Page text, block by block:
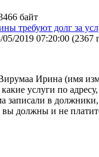
байт
требуют долг за
05/2019 07:20:00 (2367
Ирина (имя
какие услуги по
записали в
вы должны и не